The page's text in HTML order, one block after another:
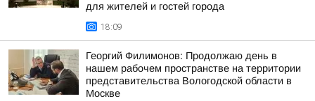
для жителей и гостей города
18:09
Георгий Филимонов: Продолжаю день в
нашем рабочем пространстве на территории
представительства Вологодской области в
Москве